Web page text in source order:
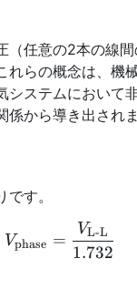
（任意の2本の線
らの概念は、機
システムにおいて
から導き出されま
す。
Vphase =
1.732
VL-L